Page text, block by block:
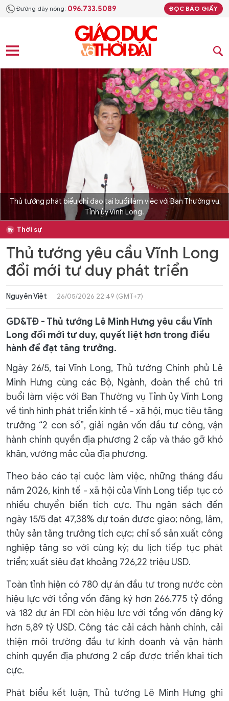
Đường dây nóng: 096.733.5089 ĐỌC BÁO GIẤY
Thủ tướng phát biểu chỉ đạo tại buổi làm việc với Ban Thường vụ
Tỉnh ủy Vĩnh Long.
Thời sự
Thủ tướng yêu cầu Vĩnh Long
đổi mới tư duy phát triển
Nguyên Việt 26/05/2026 22:49 (GMT+7)
GD&TĐ - Thủ tướng Lê Minh Hưng yêu cầu Vĩnh
Long đổi mới tư duy, quyết liệt hơn trong điều
hành để đạt tăng trưởng.
Ngày 26/5, tại Vĩnh Long, Thủ tướng Chính phủ Lê
Minh Hưng cùng các Bộ, Ngành, đoàn thể chủ trì
buổi làm việc với Ban Thường vụ Tỉnh ủy Vĩnh Long
về tình hình phát triển kinh tế - xã hội, mục tiêu tăng
trưởng “2 con số”, giải ngân vốn đầu tư công, vận
hành chính quyền địa phương 2 cấp và tháo gỡ khó
khăn, vướng mắc của địa phương.
Theo báo cáo tại cuộc làm việc, những tháng đầu
năm 2026, kinh tế - xã hội của Vĩnh Long tiếp tục có
nhiều chuyển biến tích cực. Thu ngân sách đến
ngày 15/5 đạt 47,38% dự toán được giao; nông, lâm,
thủy sản tăng trưởng tích cực; chỉ số sản xuất công
nghiệp tăng so với cùng kỳ; du lịch tiếp tục phát
triển; xuất siêu đạt khoảng 726,22 triệu USD.
Toàn tỉnh hiện có 780 dự án đầu tư trong nước còn
hiệu lực với tổng vốn đăng ký hơn 266.775 tỷ đồng
và 182 dự án FDI còn hiệu lực với tổng vốn đăng ký
hơn 5,89 tỷ USD. Công tác cải cách hành chính, cải
thiện môi trường đầu tư kinh doanh và vận hành
chính quyền địa phương 2 cấp được triển khai tích
cực.
Phát biểu kết luận, Thủ tướng Lê Minh Hưng ghi